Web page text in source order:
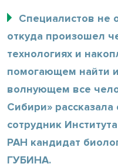
Специалистов не
откуда произошел
технологиях и
помогающем найти
волнующем все
Сибири»
сотрудник
РАН кандидат
ГУБИНА.